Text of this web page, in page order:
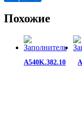
Похожие
A540K.382.10